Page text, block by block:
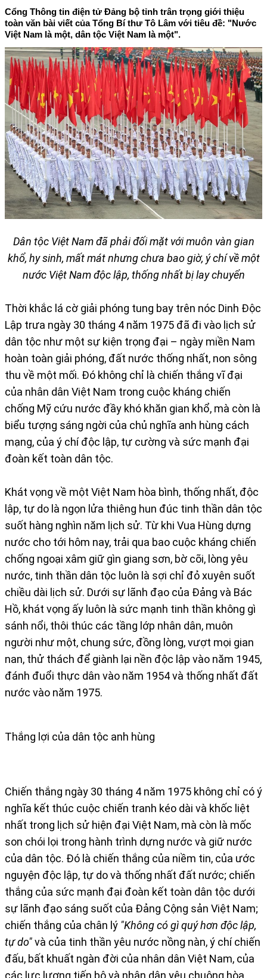
Cổng Thông tin điện tử Đảng bộ tỉnh trân trọng giới thiệu
toàn văn bài viết của Tổng Bí thư Tô Lâm với tiêu đề: "Nước
Việt Nam là một, dân tộc Việt Nam là một".
Dân tộc Việt Nam đã phải đối mặt với muôn vàn gian
khổ, hy sinh, mất mát nhưng chưa bao giờ, ý chí về một
nước Việt Nam độc lập, thống nhất bị lay chuyển
Thời khắc lá cờ giải phóng tung bay trên nóc Dinh Độc
Lập trưa ngày 30 tháng 4 năm 1975 đã đi vào lịch sử
dân tộc như một sự kiện trọng đại – ngày miền Nam
hoàn toàn giải phóng, đất nước thống nhất, non sông
thu về một mối. Đó không chỉ là chiến thắng vĩ đại
của nhân dân Việt Nam trong cuộc kháng chiến
chống Mỹ cứu nước đầy khó khăn gian khổ, mà còn là
biểu tượng sáng ngời của chủ nghĩa anh hùng cách
mạng, của ý chí độc lập, tự cường và sức mạnh đại
đoàn kết toàn dân tộc.
Khát vọng về một Việt Nam hòa bình, thống nhất, độc
lập, tự do là ngọn lửa thiêng hun đúc tinh thần dân tộc
suốt hàng nghìn năm lịch sử. Từ khi Vua Hùng dựng
nước cho tới hôm nay, trải qua bao cuộc kháng chiến
chống ngoại xâm giữ gìn giang sơn, bờ cõi, lòng yêu
nước, tinh thần dân tộc luôn là sợi chỉ đỏ xuyên suốt
chiều dài lịch sử. Dưới sự lãnh đạo của Đảng và Bác
Hồ, khát vọng ấy luôn là sức mạnh tinh thần không gì
sánh nổi, thôi thúc các tầng lớp nhân dân, muôn
người như một, chung sức, đồng lòng, vượt mọi gian
nan, thử thách để giành lại nền độc lập vào năm 1945,
đánh đuổi thực dân vào năm 1954 và thống nhất đất
nước vào năm 1975.
Thắng lợi của dân tộc anh hùng​
Chiến thắng ngày 30 tháng 4 năm 1975 không chỉ có ý
nghĩa kết thúc cuộc chiến tranh kéo dài và khốc liệt
nhất trong lịch sử hiện đại Việt Nam, mà còn là mốc
son chói lọi trong hành trình dựng nước và giữ nước
của dân tộc. Đó là chiến thắng của niềm tin, của ước
nguyện độc lập, tự do và thống nhất đất nước; chiến
thắng của sức mạnh đại đoàn kết toàn dân tộc dưới
sự lãnh đạo sáng suốt của Đảng Cộng sản Việt Nam;
chiến thắng của chân lý "Không có gì quý hơn độc lập,
tự do"và của tinh thần yêu nước nồng nàn, ý chí chiến
đấu, bất khuất ngàn đời của nhân dân Việt Nam, của
các lực lượng tiến bộ và nhân dân yêu chuộng hòa